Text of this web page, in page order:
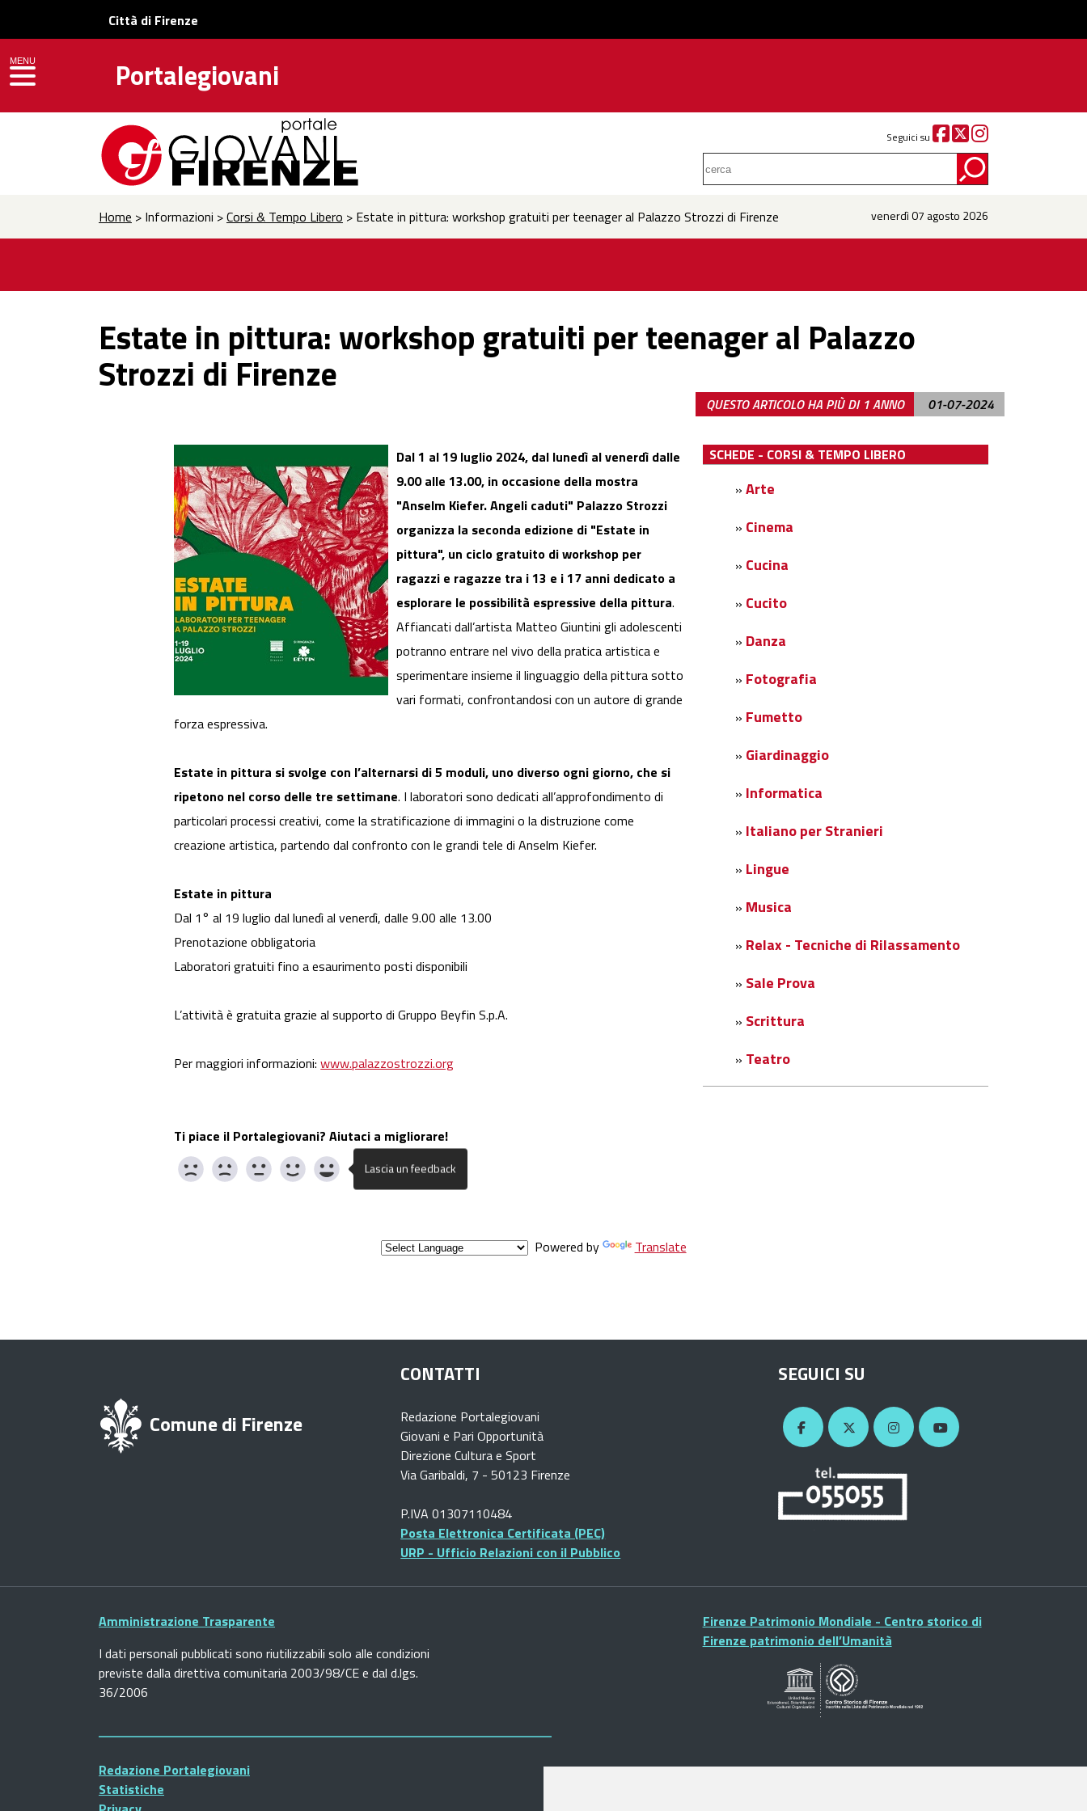
Città di Firenze
Portalegiovani
Seguici su
MENU
toggle navigation
Home > Informazioni >Corsi & Tempo Libero > Estate in pittura: workshop gratuiti per teenager al Palazzo Strozzi di Firenze venerdì 07 agosto 2026
Estate in pittura: workshop gratuiti per teenager al Palazzo
Strozzi di Firenze
01-07-2024
QUESTO ARTICOLO HA PIÙ DI 1 ANNO
Dal 1 al 19 luglio 2024, dal lunedì al venerdì dalle
9.00 alle 13.00, in occasione della mostra
"Anselm Kiefer. Angeli caduti" Palazzo Strozzi
organizza la seconda edizione di "Estate in
pittura", un ciclo gratuito di workshop per
ragazzi e ragazze tra i 13 e i 17 anni dedicato a
esplorare le possibilità espressive della pittura.
Affiancati dall’artista Matteo Giuntini gli adolescenti
potranno entrare nel vivo della pratica artistica e
sperimentare insieme il linguaggio della pittura sotto
vari formati, confrontandosi con un autore di grande
forza espressiva.
Estate in pittura si svolge con l’alternarsi di 5 moduli, uno diverso ogni giorno, che si
ripetono nel corso delle tre settimane. I laboratori sono dedicati all’approfondimento di
particolari processi creativi, come la stratificazione di immagini o la distruzione come
creazione artistica, partendo dal confronto con le grandi tele di Anselm Kiefer.
Estate in pittura
Dal 1° al 19 luglio dal lunedì al venerdì, dalle 9.00 alle 13.00
Prenotazione obbligatoria
Laboratori gratuiti fino a esaurimento posti disponibili
L’attività è gratuita grazie al supporto di Gruppo Beyfin S.p.A.
Per maggiori informazioni:www.palazzostrozzi.org
Ti piace il Portalegiovani? Aiutaci a migliorare!
Powered by Translate
SCHEDE - CORSI & TEMPO LIBERO
» Arte
» Cinema
» Cucina
» Cucito
» Danza
» Fotografia
» Fumetto
» Giardinaggio
» Informatica
» Italiano per Stranieri
» Lingue
» Musica
» Relax - Tecniche di Rilassamento
» Sale Prova
» Scrittura
» Teatro
Comune di Firenze
CONTATTI
Redazione Portalegiovani
Giovani e Pari Opportunità
Direzione Cultura e Sport
Via Garibaldi, 7 - 50123 Firenze
P.IVA 01307110484
Posta Elettronica Certificata (PEC)
URP - Ufficio Relazioni con il Pubblico
SEGUICI SU
Amministrazione Trasparente
I dati personali pubblicati sono riutilizzabili solo alle condizioni
previste dalla direttiva comunitaria 2003/98/CE e dal d.lgs.
36/2006
Firenze Patrimonio Mondiale - Centro storico di
Firenze patrimonio dell’Umanità
Redazione Portalegiovani
Statistiche